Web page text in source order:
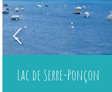
Lac de Serre-Ponçon